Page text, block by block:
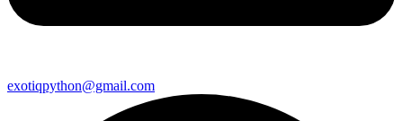
exotiqpython@gmail.com